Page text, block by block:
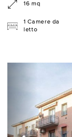
16 mq
1 Camere da
letto